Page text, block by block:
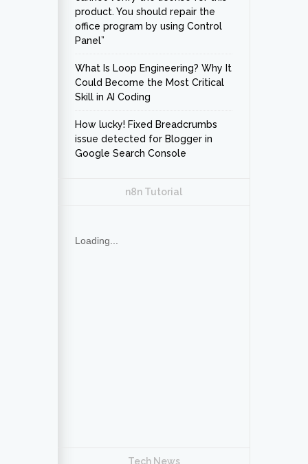
product. You should repair the
office program by using Control
Panel”
What Is Loop Engineering? Why It
Could Become the Most Critical
Skill in AI Coding
How lucky! Fixed Breadcrumbs
issue detected for Blogger in
Google Search Console
n8n Tutorial
Loading...
Tech News